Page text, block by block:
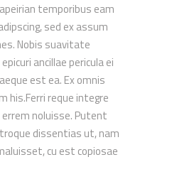
temporibus eam
sed ex assum
Nobis suavitate
ancillae pericula ei
est ea. Ex omnis
his.Ferri reque integre
noluisse. Putent
dissentias ut, nam
cu est copiosae